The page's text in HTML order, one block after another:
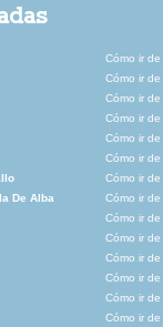
Cómo ir de
Cómo ir de
Cómo ir de
Cómo ir de
Cómo ir de
Cómo ir de
Cómo ir de
De Alba Cómo ir de
Cómo ir de
Cómo ir de
Cómo ir de
Cómo ir de
Cómo ir de
Cómo ir de